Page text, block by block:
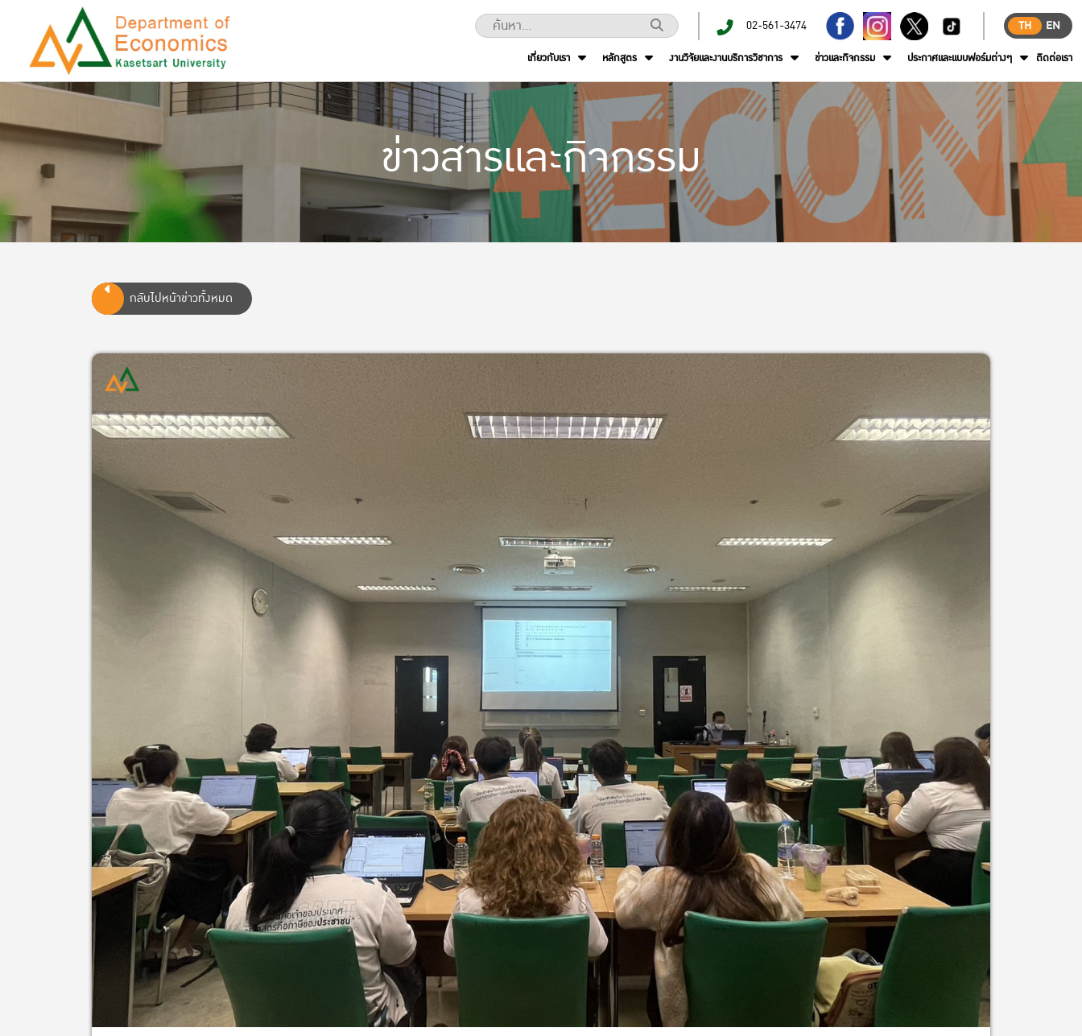
02-561-3474 TH
EN
เกี่ยวกับเรา
หลักสูตร งานวิจัยและงานบริการวิชาการ ข่าวและกิจกรรม ประกาศและแบบฟอร์มต่างๆ ติดต่อเรา
ข่าวสารและกิจกรรม
กลับไปหน้าข่าวทั้งหมด